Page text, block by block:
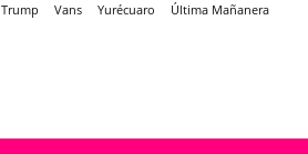
Trump Vans Yurécuaro Última Mañanera